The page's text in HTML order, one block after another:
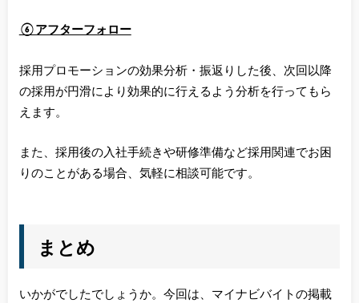
⑥アフターフォロー
採用プロモーションの効果分析・振返りした後、次回以降
の採用が円滑により効果的に行えるよう分析を行ってもら
えます。
また、採用後の入社手続きや研修準備など採用関連でお困
りのことがある場合、気軽に相談可能です。
まとめ
いかがでしたでしょうか。今回は、マイナビバイトの掲載